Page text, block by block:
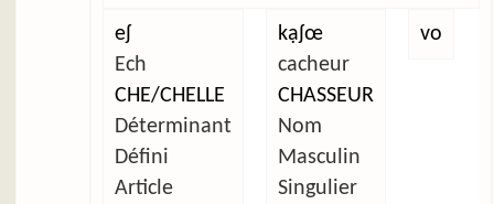
eʃ
Ech
CHE/CHELLE
Déterminant
Défini
Article
kạʃœ
cacheur
CHASSEUR
Nom
Masculin
Singulier
vo